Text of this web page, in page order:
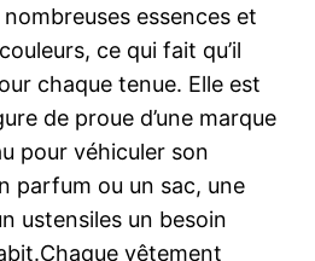
essences et
ce qui fait qu’il
chaque tenue. Elle est
de proue d’une marque
pour véhiculer son
parfum ou un sac, une
ustensiles un besoin
vêtement